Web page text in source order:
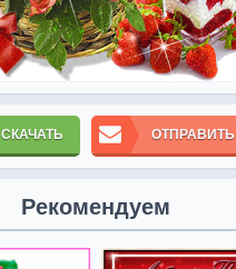
СКАЧАТЬ ОТПРАВИТЬ
Рекомендуем